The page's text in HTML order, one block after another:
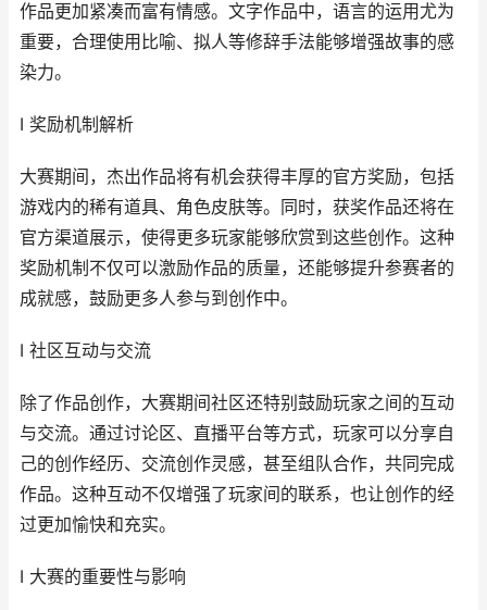
作品更加紧凑而富有情感。文字作品中，语言的运用尤为
重要，合理使用比喻、拟人等修辞手法能够增强故事的感
染力。
I 奖励机制解析
大赛期间，杰出作品将有机会获得丰厚的官方奖励，包括
游戏内的稀有道具、角色皮肤等。同时，获奖作品还将在
官方渠道展示，使得更多玩家能够欣赏到这些创作。这种
奖励机制不仅可以激励作品的质量，还能够提升参赛者的
成就感，鼓励更多人参与到创作中。
I 社区互动与交流
除了作品创作，大赛期间社区还特别鼓励玩家之间的互动
与交流。通过讨论区、直播平台等方式，玩家可以分享自
己的创作经历、交流创作灵感，甚至组队合作，共同完成
作品。这种互动不仅增强了玩家间的联系，也让创作的经
过更加愉快和充实。
I 大赛的重要性与影响